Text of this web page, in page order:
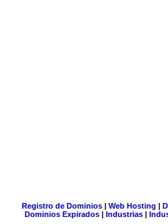
Registro de Dominios| Web Hosting |
Dominios Expirados | Industrias |